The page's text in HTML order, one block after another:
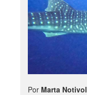
Por Marta Notivol